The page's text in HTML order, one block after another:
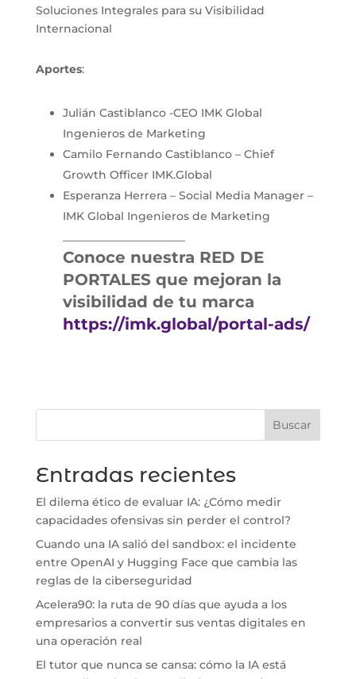
Soluciones Integrales para su Visibilidad
Internacional
Aportes:
Julián Castiblanco -CEO IMK Global
Ingenieros de Marketing
Camilo Fernando Castiblanco – Chief
Growth Officer IMK.Global
Esperanza Herrera – Social Media Manager –
IMK Global Ingenieros de Marketing
Conoce nuestra RED DE
PORTALES que mejoran la
visibilidad de tu marca
https://imk.global/portal-ads/
Buscar
Entradas recientes
El dilema ético de evaluar IA: ¿Cómo medir
capacidades ofensivas sin perder el control?
Cuando una IA salió del sandbox: el incidente
entre OpenAI y Hugging Face que cambia las
reglas de la ciberseguridad
Acelera90: la ruta de 90 días que ayuda a los
empresarios a convertir sus ventas digitales en
una operación real
El tutor que nunca se cansa: cómo la IA está